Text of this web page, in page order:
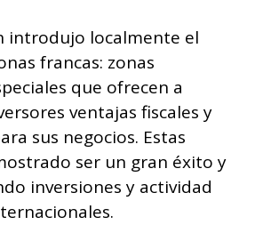
introdujo localmente el
francas: zonas
que ofrecen a
ventajas fiscales y
sus negocios. Estas
ser un gran éxito y
inversiones y actividad